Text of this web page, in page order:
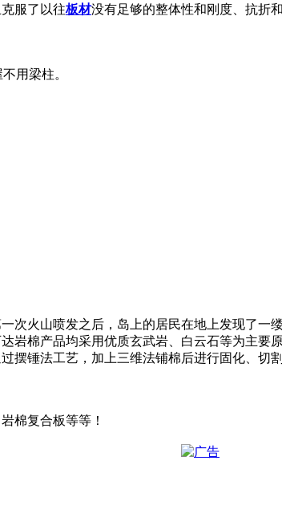
服了以往板材没有足够的整体性和刚度、抗折
用梁柱。
次火山喷发之后，岛上的居民在地上发现了
岩棉产品均采用优质玄武岩、白云石等为主
摆锤法工艺，加上三维法铺棉后进行固化、切
棉复合板等等！